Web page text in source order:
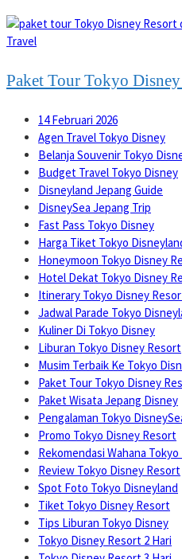
Travel
Paket Tour Tokyo
14 Februari 2026
Agen Travel Tokyo Disney
Belanja Souvenir Tokyo
Budget Travel Tokyo Disney
Disneyland Jepang Guide
DisneySea Jepang Trip
Fast Pass Tokyo Disney
Harga Tiket Tokyo
Honeymoon Tokyo Disney
Hotel Dekat Tokyo Disney
Itinerary Tokyo Disney
Jadwal Parade Tokyo
Kuliner Di Tokyo Disney
Liburan Tokyo Disney Resort
Musim Terbaik Ke Tokyo
Paket Tour Tokyo Disney
Paket Wisata Jepang Disney
Pengalaman Tokyo
Promo Tokyo Disney Resort
Rekomendasi Wahana
Review Tokyo Disney Resort
Spot Foto Tokyo Disneyland
Tiket Tokyo Disney Resort
Tips Liburan Tokyo Disney
Tokyo Disney Resort 2 Hari